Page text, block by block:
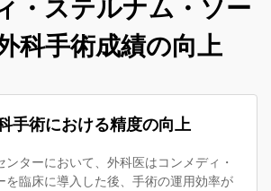
・ステルナム・ソー
科手術成績の向上
手術における精度の向上
ンターにおいて、外科医はコンメディ・
を臨床に導入した後、手術の運用効率が